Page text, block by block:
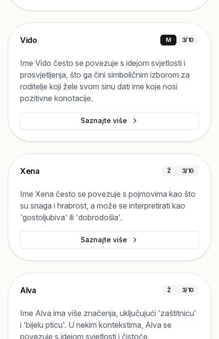
Vido M 3/10
Ime Vido često se povezuje s idejom svjetlosti i
prosvjetljenja, što ga čini simboličnim izborom za
roditelje koji žele svom sinu dati ime koje nosi
pozitivne konotacije.
Saznajte više
Xena Ž 3/10
Ime Xena često se povezuje s pojmovima kao što
su snaga i hrabrost, a može se interpretirati kao
'gostoljubiva' ili 'dobrodošla'.
Saznajte više
Alva Ž 3/10
Ime Alva ima više značenja, uključujući 'zaštitnicu'
i 'bijelu pticu'. U nekim kontekstima, Alva se
povezuje s idejom svjetlosti i čistoće.